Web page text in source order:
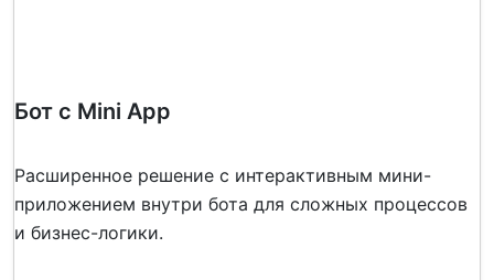
Бот с Mini App
Расширенное решение с интерактивным мини-
приложением внутри бота для сложных процессов
и бизнес-логики.